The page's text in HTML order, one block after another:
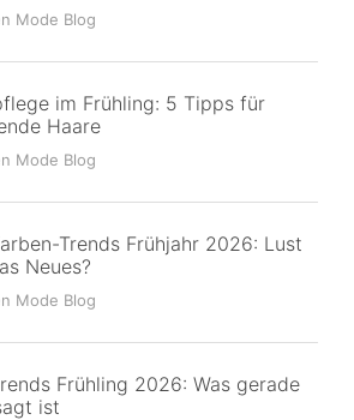
Mode Blog
im Frühling: 5 Tipps für
Haare
Mode Blog
Trends Frühjahr 2026: Lust
Neues?
Mode Blog
Frühling 2026: Was gerade
ist